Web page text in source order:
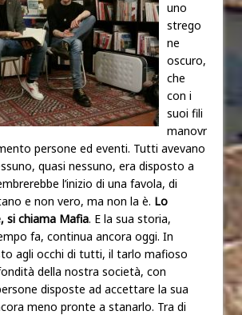
uno
strego
ne
oscuro,
che
con i
suoi fili
manovr
persone ed eventi. Tutti avevano
quasi nessuno, era disposto a
l’inizio di una favola, di
e non vero, ma non la è. Lo
si chiama Mafia. E la sua storia,
fa, continua ancora oggi. In
agli occhi di tutti, il tarlo mafioso
della nostra società, con
disposte ad accettare la sua
meno pronte a stanarlo. Tra di